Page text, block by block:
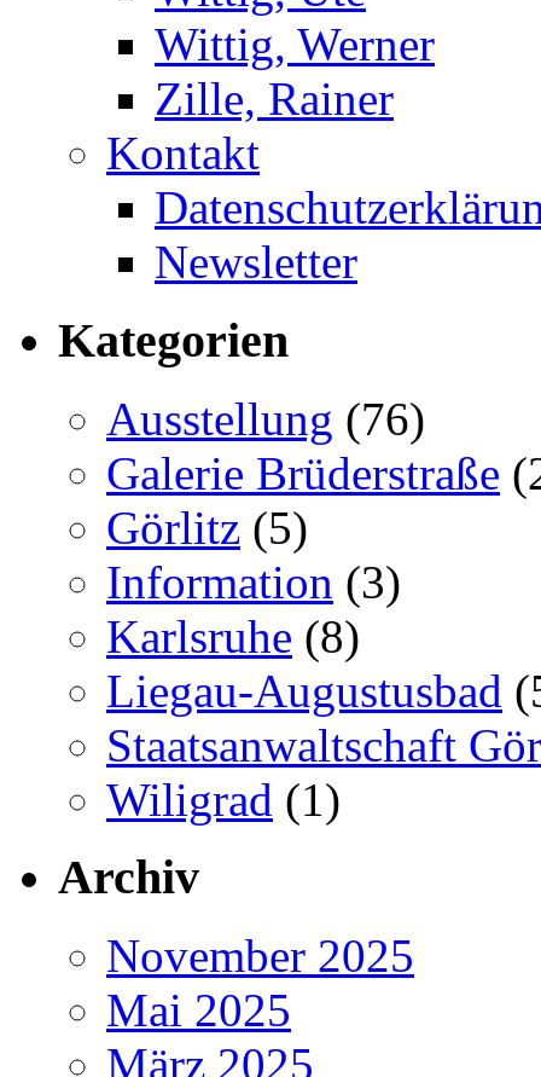
Wittig, Werner
Zille, Rainer
Kontakt
Newsletter
Kategorien
Ausstellung (76)
Galerie Brüderstraße
Görlitz (5)
Information (3)
Karlsruhe (8)
Liegau-Augustusbad
Staatsanwaltschaft
Wiligrad (1)
Archiv
November 2025
Mai 2025
März 2025